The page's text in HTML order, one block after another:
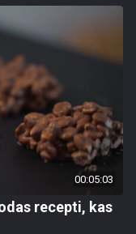
00:05:03
recepti, kas